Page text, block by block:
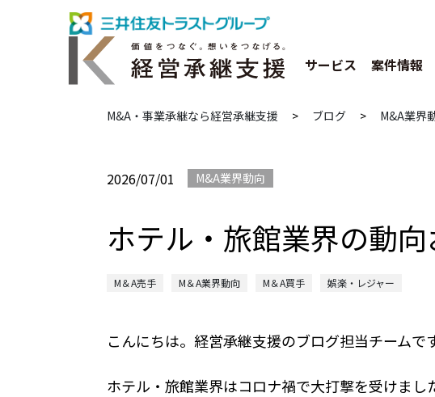
サービス 案件情報
M&A・事業承継なら経営承継支援 > ブログ > M&A業界
2026/07/01 M&A業界動向
ホテル・旅館業界の動
M＆A売手 M＆A業界動向 M＆A買手 娯楽・レジャー
こんにちは。経営承継支援のブログ担当チームです
ホテル・旅館業界はコロナ禍で大打撃を受けま